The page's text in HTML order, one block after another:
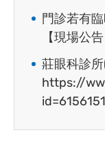
門診若有
【現場公
莊眼科診
https://